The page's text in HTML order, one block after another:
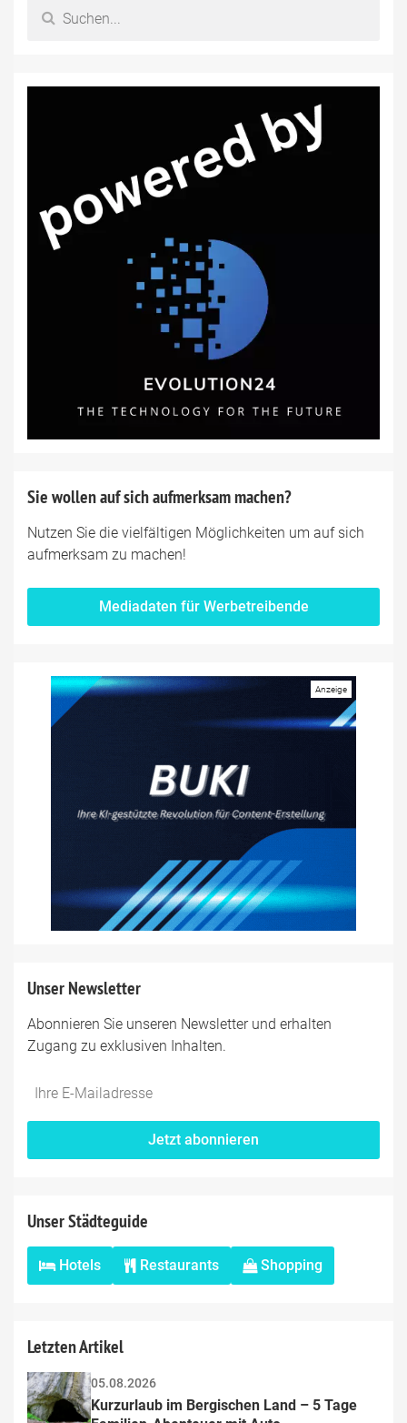
Sie wollen auf sich aufmerksam machen?
Nutzen Sie die vielfältigen Möglichkeiten um auf sich
aufmerksam zu machen!
Mediadaten für Werbetreibende
Unser Newsletter
Abonnieren Sie unseren Newsletter und erhalten
Zugang zu exklusiven Inhalten.
Jetzt abonnieren
Unser Städteguide
Hotels Restaurants Shopping
Letzten Artikel
05.08.2026
Kurzurlaub im Bergischen Land – 5 Tage